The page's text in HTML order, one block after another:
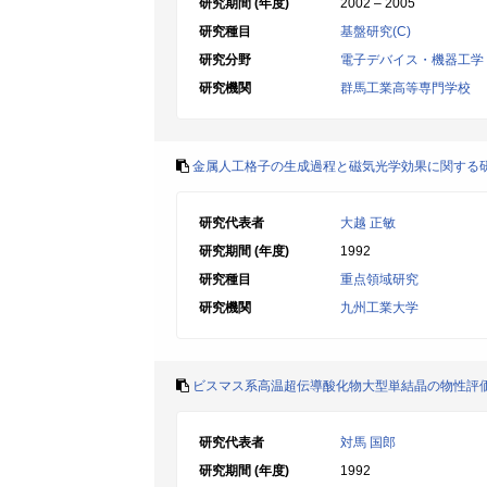
研究期間 (年度)
2002 – 2005
研究種目
基盤研究(C)
研究分野
電子デバイス・機器工学
研究機関
群馬工業高等専門学校
金属人工格子の生成過程と磁気光学効果に関する
研究代表者
大越 正敏
研究期間 (年度)
1992
研究種目
重点領域研究
研究機関
九州工業大学
ビスマス系高温超伝導酸化物大型単結晶の物性評
研究代表者
対馬 国郎
研究期間 (年度)
1992